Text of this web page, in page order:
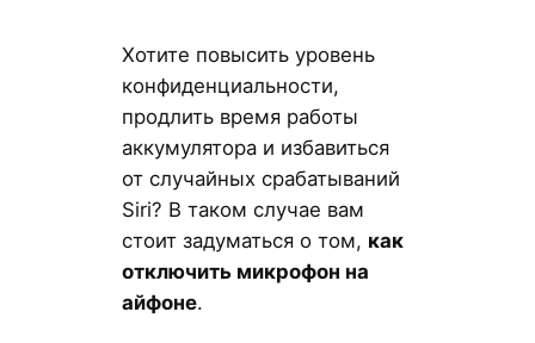
Хотите повысить уровень
конфиденциальности,
продлить время работы
аккумулятора и избавиться
от случайных срабатываний
Siri? В таком случае вам
стоит задуматься о том, как
отключить микрофон на
айфоне.